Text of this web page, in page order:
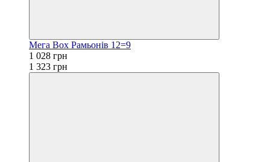
Мега Box Рамьонів 12=9
1 028 грн
1 323 грн